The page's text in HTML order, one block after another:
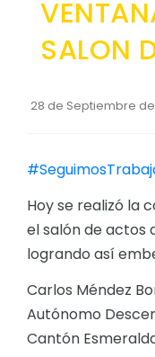
GESTIÓN
PRESUPUESTO:
Cédulas
Procesos de
Ejecución
SALON
28 de Septiembre de
Hoy se realizó la
el salón de actos
logrando así
Carlos Méndez
Autónomo
Cantón